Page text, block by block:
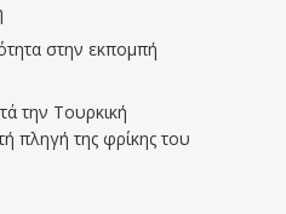
στην εκπομπή
την Τουρκική
πληγή της φρίκης του